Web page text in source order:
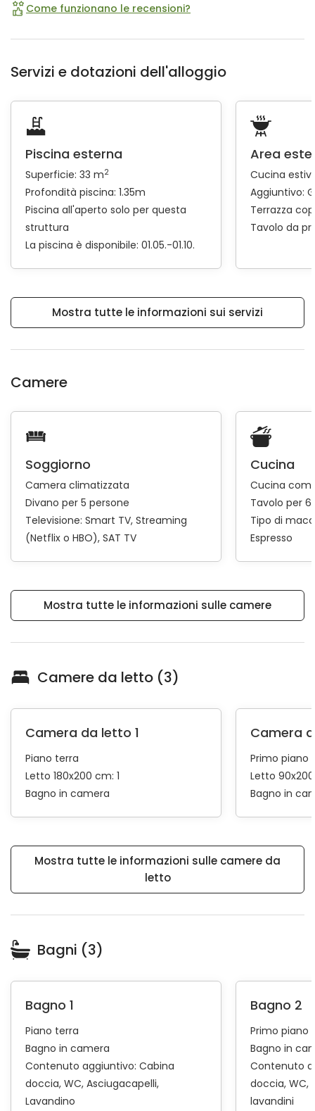
Come funzionano le recensioni?
Servizi e dotazioni dell'alloggio
Piscina esterna
Superficie: 33 m2
Profondità piscina: 1.35m
Piscina all'aperto solo per questa
struttura
La piscina è disponibile: 01.05.-01.10.
Area
Cucina
Aggiuntivo:
Terrazza
Tavolo da
Mostra tutte le informazioni sui servizi
Camere
Soggiorno
Camera climatizzata
Divano per 5 persone
Televisione: Smart TV Streaming
(Netflix o HBO) SAT TV
Cucina
Cucina
Tavolo per 6
Tipo di
Espresso
Mostra tutte le informazioni sulle camere
Camere da letto (3)
Camera da letto 1
Piano terra
Letto 180x200 cm: 1
Bagno in camera
Camera
Primo piano
Letto
Bagno in
Mostra tutte le informazioni sulle camere da
letto
Bagni (3)
Bagno 1
Piano terra
Bagno in camera
Contenuto aggiuntivo: Cabina
doccia WC Asciugacapelli
Lavandino
Bagno 2
Primo piano
Bagno in
Contenuto
doccia WC
lavandini